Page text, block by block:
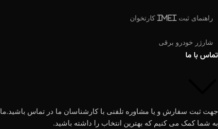
راهنمای ثبت IMEI کارتخوان
شارژر خودرو برقی
تماس با ما
جهت ثبت سفارش و یا مشاوره تلفنی با کارشناسان ما در تماس باشید.ما
به شما کمک می کنیم که بهترین انتخاب را داشته باشید.